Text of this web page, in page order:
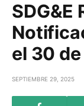
SDG&E
el 30
SEPTIEMBRE 29, 2025